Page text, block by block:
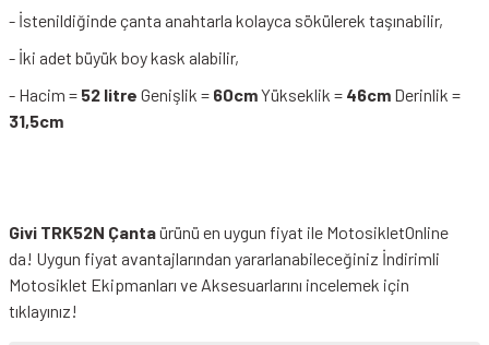
- İstenildiğinde çanta anahtarla kolayca sökülerek taşınabilir,
- İki adet büyük boy kask alabilir,
- Hacim = 52 litre Genişlik = 60cmYükseklik = 46cm Derinlik =
31,5cm
Givi TRK52N Çantaürünü en uygun fiyat ile MotosikletOnline
da! Uygun fiyat avantajlarından yararlanabileceğiniz İndirimli
Motosiklet Ekipmanları ve Aksesuarlarını incelemek için
tıklayınız!